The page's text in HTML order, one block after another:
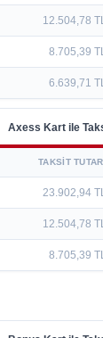
12.504,78
8.705,39
6.639,71
Axess Kart ile
TAKSIT
23.902,94
12.504,78
8.705,39